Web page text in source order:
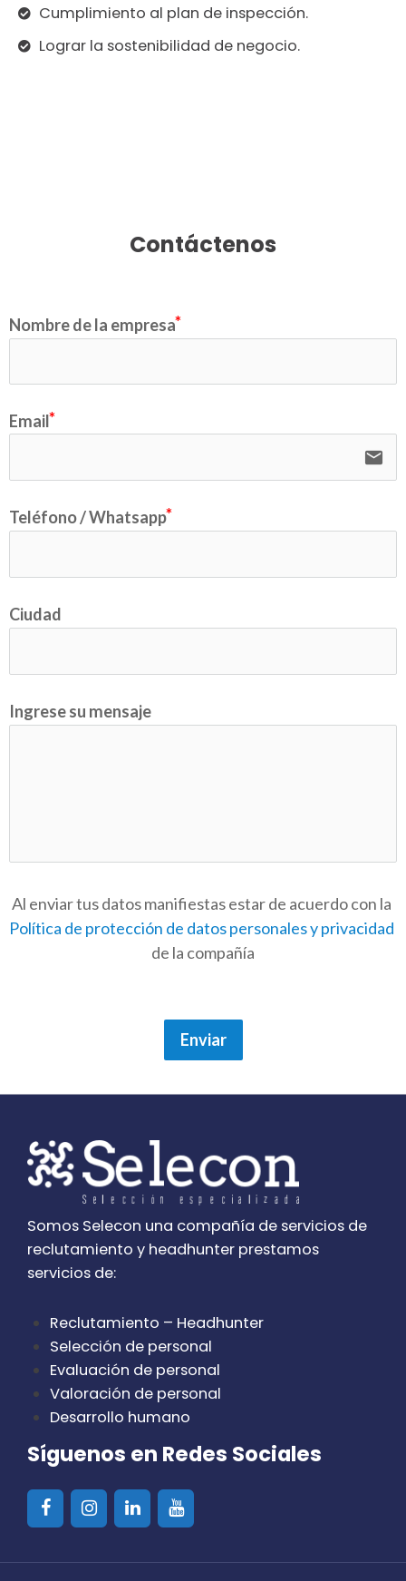
Cumplimiento al plan de inspección.
Lograr la sostenibilidad de negocio.
Contáctenos
Nombre de la empresa
Email
email
Teléfono / Whatsapp
Ciudad
Ingrese su mensaje
Política de protección de datos personales y privacidad
de la compañía
Enviar
Somos Selecon una compañía de servicios de
reclutamiento y headhunter prestamos
servicios de:
Reclutamiento – Headhunter
Selección de personal
Evaluación de personal
Valoración de personal
Desarrollo humano
Síguenos en Redes Sociales